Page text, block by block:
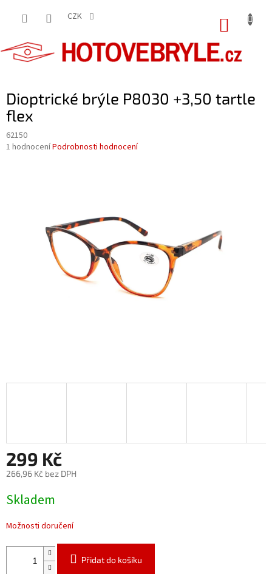
CZK
Dioptrické brýle P8030 +3,50 tartle
flex
62150
Průměrné
1 hodnoceníPodrobnosti hodnocení
299 Kč
266,96 Kč bez DPH
cena:
Skladem
Možnosti doručení
Přidat do košíku